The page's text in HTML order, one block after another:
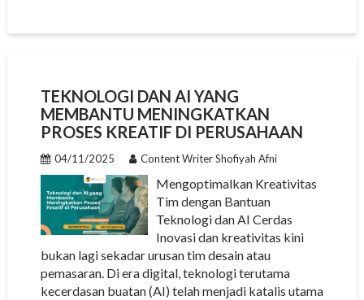
TEKNOLOGI DAN AI YANG
MEMBANTU MENINGKATKAN
PROSES KREATIF DI PERUSAHAAN
04/11/2025 Content Writer Shofiyah Afni
Mengoptimalkan Kreativitas
Tim dengan Bantuan
Teknologi dan AI Cerdas
Inovasi dan kreativitas kini
bukan lagi sekadar urusan tim desain atau
pemasaran. Di era digital, teknologi terutama
kecerdasan buatan (AI) telah menjadi katalis utama